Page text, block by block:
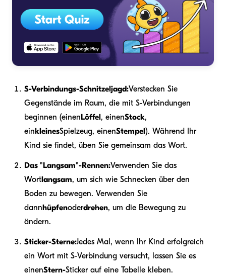
S-Verbindungs-Schnitzeljagd:Verstecken Sie
Gegenstände im Raum, die mit S-Verbindungen
beginnen (einenLöffel, einenStock,
einkleinesSpielzeug, einenStempel). Während Ihr
Kind sie findet, üben Sie gemeinsam das Wort.
Das "Langsam"-Rennen:Verwenden Sie das
Wortlangsam, um sich wie Schnecken über den
Boden zu bewegen. Verwenden Sie
dannhüpfenoderdrehen, um die Bewegung zu
ändern.
Sticker-Sterne:Jedes Mal, wenn Ihr Kind erfolgreich
ein Wort mit S-Verbindung versucht, lassen Sie es
einenStern-Sticker auf eine Tabelle kleben.